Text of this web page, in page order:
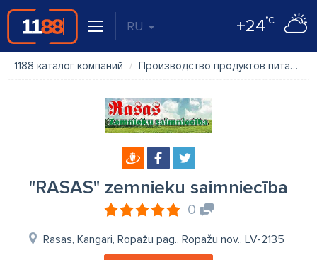
RU +24°C
1188 каталог компаний Производство продуктов питания
"RASAS" zemnieku saimniecība
0
Rasas, Kangari, Ropažu pag., Ropažu nov., LV-2135